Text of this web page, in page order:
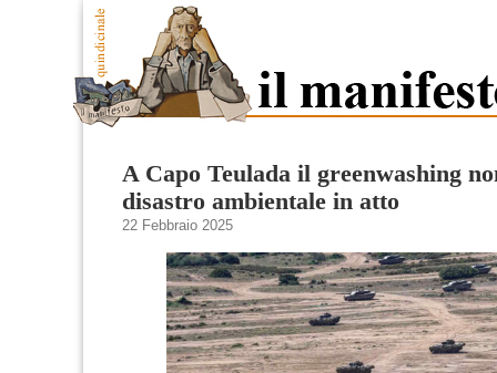
A Capo Teulada il greenwashing
disastro ambientale in atto
22 Febbraio 2025